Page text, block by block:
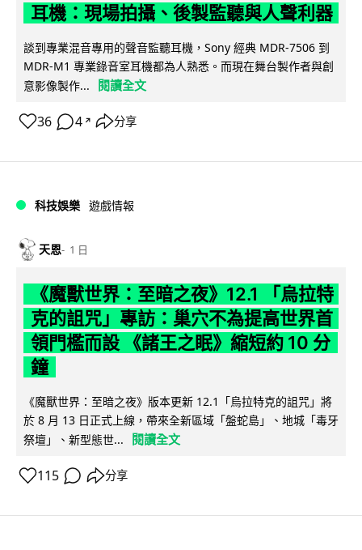
耳機：現場拍攝、後製監聽與人聲利器
談到專業混音專用的聲音監聽耳機，Sony 經典 MDR-7506 到
MDR-M1 專業錄音室耳機都為人熟悉。而現在舞台製作者與創
意影像製作...
閱讀全文
36 4 ↗ 分享
科技娛樂 遊戲情報
天恩 1 日
《魔獸世界：至暗之夜》12.1 「烏拉特
克的詛咒」專訪：巢穴不為提高世界首
領門檻而設 《諸王之眠》縮短約 10 分
鐘
《魔獸世界：至暗之夜》版本更新 12.1「烏拉特克的詛咒」將
於 8 月 13 日正式上線，帶來全新區域「盤蛇島」、地城「毒牙
祭壇」、新型態世...
閱讀全文
115 分享